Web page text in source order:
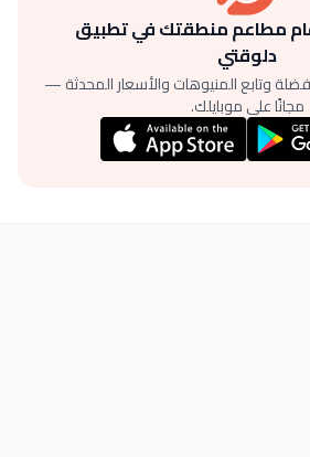
مطاعم منطقتك في تطبيق
دلوقتي
وتابع المنيوهات والأسعار المحدثة —
مجانًا على موبايلك.